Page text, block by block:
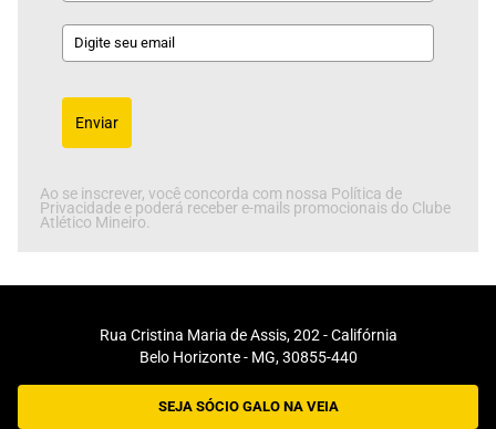
Enviar
Ao se inscrever, você concorda com nossa Política de
Privacidade e poderá receber e-mails promocionais do Clube
Atlético Mineiro.
Rua Cristina Maria de Assis, 202 - Califórnia
Belo Horizonte - MG, 30855-440
SEJA SÓCIO GALO NA VEIA